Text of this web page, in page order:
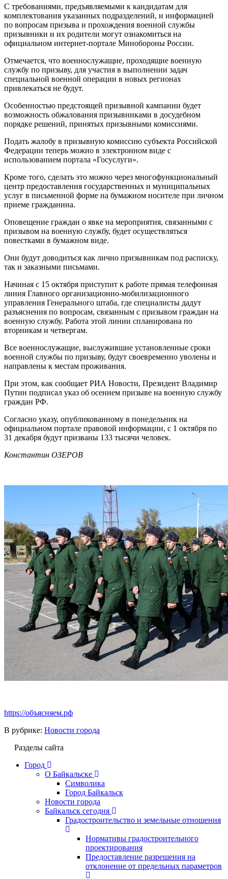
С требованиями, предъявляемыми к кандидатам для
комплектования указанных подразделений, и информацией
по вопросам призыва и прохождения военной службы
призывники и их родители могут ознакомиться на
официальном интернет-портале Минобороны России.
Отмечается, что военнослужащие, проходящие военную
службу по призыву, для участия в выполнении задач
специальной военной операции в новых регионах
привлекаться не будут.
Особенностью предстоящей призывной кампании будет
возможность обжалования призывниками в досудебном
порядке решений, принятых призывными комиссиями.
Подать жалобу в призывную комиссию субъекта Российской
Федерации теперь можно в электронном виде с
использованием портала «Госуслуги».
Кроме того, сделать это можно через многофункциональный
центр предоставления государственных и муниципальных
услуг в письменной форме на бумажном носителе при личном
приеме гражданина.
Оповещение граждан о явке на мероприятия, связанными с
призывом на военную службу, будет осуществляться
повестками в бумажном виде.
Они будут доводиться как лично призывникам под расписку,
так и заказными письмами.
Начиная с 15 октября приступит к работе прямая телефонная
линия Главного организационно-мобилизационного
управления Генерального штаба, где специалисты дадут
разъяснения по вопросам, связанным с призывом граждан на
военную службу. Работа этой линии спланирована по
вторникам и четвергам.
Все военнослужащие, выслужившие установленные сроки
военной службы по призыву, будут своевременно уволены и
направлены к местам проживания.
При этом, как сообщает РИА Новости, Президент Владимир
Путин подписал указ об осеннем призыве на военную службу
граждан РФ.
Согласно указу, опубликованному в понедельник на
официальном портале правовой информации, с 1 октября по
31 декабря будут призваны 133 тысячи человек.
Константин ОЗЕРОВ
https://объясняем.рф
В рубрике: Новости города
Разделы сайта
Город
О Байкальске
Символика
Город Байкальск
Новости города
Байкальск сегодня
Градостроительство и земельные отношения
Нормативы градостроительного
проектирования
Предоставление разрешения на
отклонение от предельных параметров